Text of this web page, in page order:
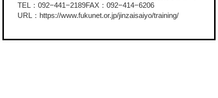
TEL：092−441−2189FAX：092−414−6206
URL： https://www.fukunet.or.jp/jinzaisaiyo/training/